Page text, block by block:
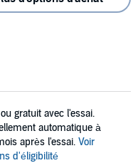
ou gratuit avec l'essai.
automatique à
après l'essai. Voir
d'éligibilité